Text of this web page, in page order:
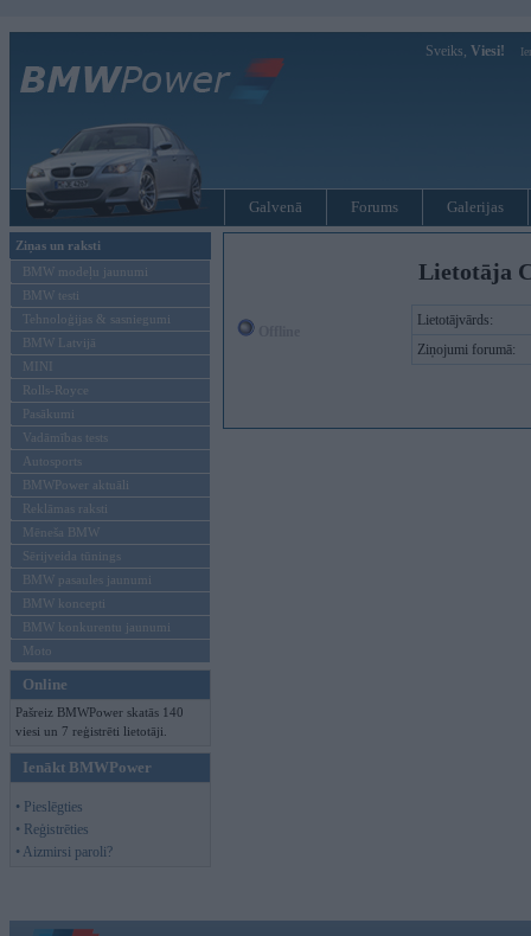
Sveiks, Viesi!
Galvenā Forums Galerijas
Ziņas un raksti
BMW modeļu jaunumi
BMW testi
Tehnoloģijas & sasniegumi
BMW Latvijā
MINI
Rolls-Royce
Pasākumi
Vadāmības tests
Autosports
BMWPower aktuāli
Reklāmas raksti
Mēneša BMW
Sērijveida tūnings
BMW pasaules jaunumi
BMW koncepti
BMW konkurentu jaunumi
Moto
Online
Pašreiz BMWPower skatās 140
viesi un 7 reģistrēti lietotāji.
Ienākt BMWPower
• Pieslēgties
• Reģistrēties
• Aizmirsi paroli?
Lietotāja
Lietotājvārds:
Ziņojumi forumā: